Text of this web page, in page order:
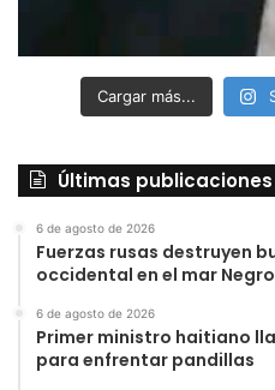
Cargar más...
Últimas publicaciones
6 de agosto de 2026
Fuerzas rusas destruyen
occidental en el mar Negro
6 de agosto de 2026
Primer ministro haitiano
para enfrentar pandillas